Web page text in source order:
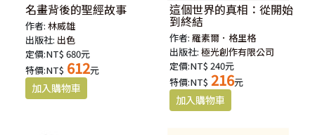
名畫背後的聖經故事
作者:林威雄
出版社: 出色
定價:NT$ 680元
特價:NT$ 612元
這個世界的真相：從開始
到終結
作者:羅素爾．格里格
出版社:極光創作有限公司
定價:NT$ 240元
特價:NT$ 216元